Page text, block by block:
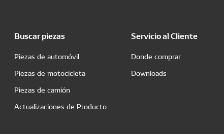
Buscar piezas
Piezas de automóvil
Piezas de motocicleta
Piezas de camión
Actualizaciones de Producto
Servicio al Cliente
Donde comprar
Downloads